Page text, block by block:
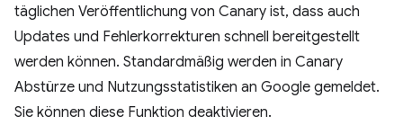
täglichen Veröffentlichung von Canary ist, dass auch
Updates und Fehlerkorrekturen schnell bereitgestellt
werden können. Standardmäßig werden in Canary
Abstürze und Nutzungsstatistiken an Google gemeldet.
Sie können diese Funktion deaktivieren.